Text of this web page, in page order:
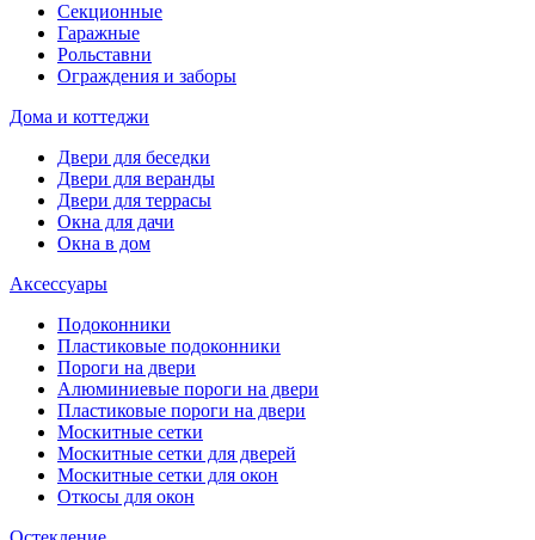
Секционные
Гаражные
Рольставни
Ограждения и заборы
Дома и коттеджи
Двери для беседки
Двери для веранды
Двери для террасы
Окна для дачи
Окна в дом
Аксессуары
Подоконники
Пластиковые подоконники
Пороги на двери
Алюминиевые пороги на двери
Пластиковые пороги на двери
Москитные сетки
Москитные сетки для дверей
Москитные сетки для окон
Откосы для окон